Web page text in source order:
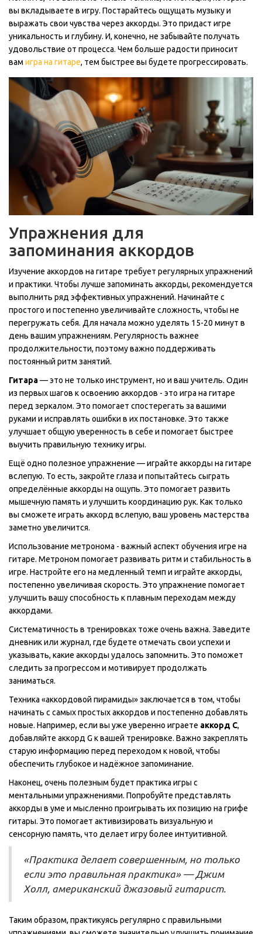
вы вкладываете в игру. Постарайтесь ощущать музыку и
выражать свои чувства через аккорды. Это придаст игре
уникальность и глубину. И, конечно, не забывайте получать
удовольствие от процесса. Чем больше радости приносит
вам игра на гитаре, тем быстрее вы будете прогрессировать.
Упражнения для
запоминания аккордов
Изучение аккордов на гитаре требует регулярных упражнений
и практики. Чтобы лучше запоминать аккорды, рекомендуется
выполнить ряд эффективных упражнений. Начинайте с
простого и постепенно увеличивайте сложность, чтобы не
перегружать себя. Для начала можно уделять 15-20 минут в
день вашим упражнениям. Регулярность важнее
продолжительности, поэтому важно поддерживать
постоянный ритм занятий.
Гитара— это не только инструмент, но и ваш учитель. Один
из первых шагов к освоению аккордов - это игра на гитаре
перед зеркалом. Это помогает спостерегать за вашими
руками и исправлять ошибки в их постановке. Это также
улучшает общую уверенность в себе и помогает быстрее
выучить правильную технику игры.
Ещё одно полезное упражнение — играйте аккорды на гитаре
вслепую. То есть, закройте глаза и попытайтесь сыграть
определённые аккорды на ощупь. Это помогает развить
мышечную память и улучшить координацию рук. Как только
вы сможете играть аккорд вслепую, ваш уровень мастерства
заметно увеличится.
Использование метронома - важный аспект обучения игре на
гитаре. Метроном помогает развивать ритм и стабильность в
игре. Настройте его на медленный темп и играйте аккорды,
постепенно увеличивая скорость. Это упражнение помогает
улучшить вашу способность к плавным переходам между
аккордами.
Систематичность в тренировках тоже очень важна. Заведите
дневник или журнал, где будете отмечать свои успехи и
указывать, какие аккорды удалось запомнить. Это поможет
следить за прогрессом и мотивирует продолжать
заниматься.
Техника «аккордовой пирамиды» заключается в том, чтобы
начинать с самых простых аккордов и постепенно добавлять
новые. Например, если вы уже уверенно играете аккорд C,
добавляйте аккорд G к вашей тренировке. Важно закреплять
старую информацию перед переходом к новой, чтобы
обеспечить глубокое и надёжное запоминание.
Наконец, очень полезным будет практика игры с
ментальными упражнениями. Попробуйте представлять
аккорды в уме и мысленно проигрывать их позицию на грифе
гитары. Это помогает активизировать визуальную и
сенсорную память, что делает игру более интуитивной.
«Практика делает совершенным, но только
если это правильная практика» — Джим
Холл, американский джазовый гитарист.
Таким образом, практикуясь регулярно с правильными